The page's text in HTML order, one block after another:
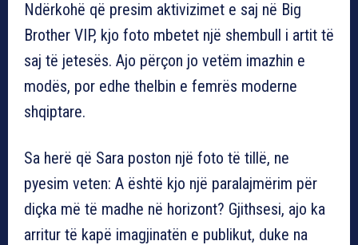
Ndërkohë që presim aktivizimet e saj në Big
Brother VIP, kjo foto mbetet një shembull i artit të
saj të jetesës. Ajo përçon jo vetëm imazhin e
modës, por edhe thelbin e femrës moderne
shqiptare.
Sa herë që Sara poston një foto të tillë, ne
pyesim veten: A është kjo një paralajmërim për
diçka më të madhe në horizont? Gjithsesi, ajo ka
arritur të kapë imagjinatën e publikut, duke na